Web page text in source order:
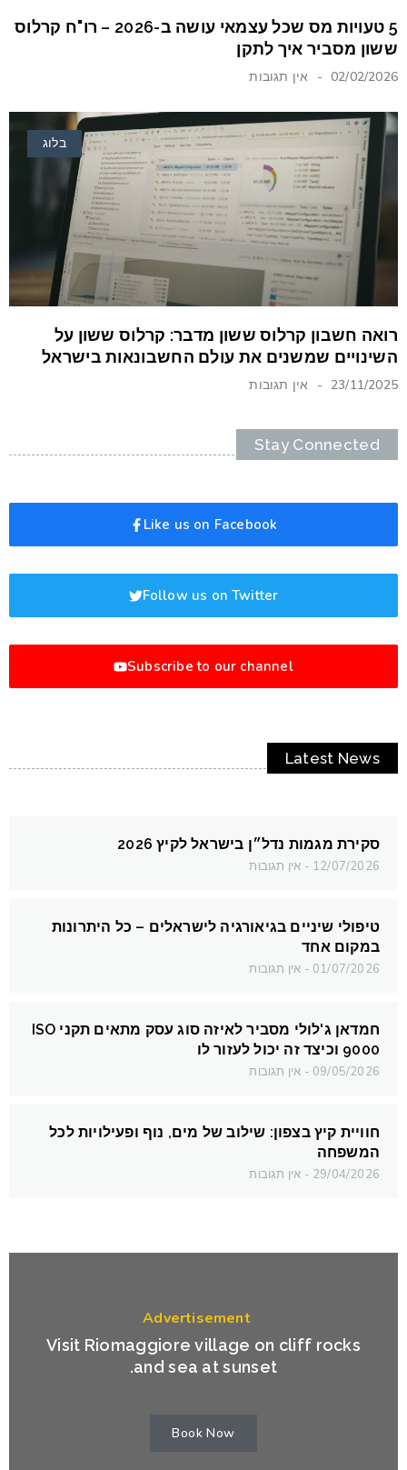
5 טעויות מס שכל עצמאי עושה ב-2026 – רו"ח קרלוס
ששון מסביר איך לתקן
02/02/2026 אין תגובות
בלוג
רואה חשבון קרלוס ששון מדבר: קרלוס ששון על
השינויים שמשנים את עולם החשבונאות בישראל
23/11/2025 אין תגובות
Stay Connected
Like us on Facebook
Follow us on Twitter
Subscribe to our channel
Latest News
סקירת מגמות נדל״ן בישראל לקיץ 2026
12/07/2026 אין תגובות
טיפולי שיניים בגיאורגיה לישראלים – כל היתרונות
במקום אחד
01/07/2026 אין תגובות
חמדאן ג'לולי מסביר לאיזה סוג עסק מתאים תקני ISO
9000 וכיצד זה יכול לעזור לו
09/05/2026 אין תגובות
חוויית קיץ בצפון: שילוב של מים, נוף ופעילויות לכל
המשפחה
29/04/2026 אין תגובות
Advertisement
Visit Riomaggiore village on cliff rocks
and sea at sunset.
Book Now